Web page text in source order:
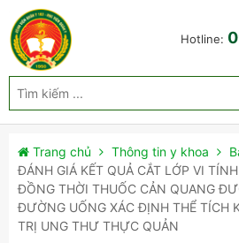
Hotline:
Trang chủ Thông tin y khoa
ĐÁNH GIÁ KẾT QUẢ CẮT LỚP VI
ĐỒNG THỜI THUỐC CẢN QUANG
ĐƯỜNG UỐNG XÁC ĐỊNH THỂ TÍCH
TRỊ UNG THƯ THỰC QUẢN